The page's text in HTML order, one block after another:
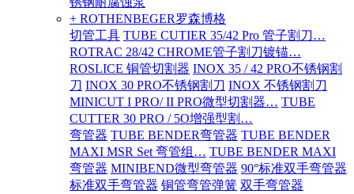
+ ROTHENBEGER罗森博格
切管工具 TUBE CUTIER 35/42 Pro 管子割刀…
ROTRAC 28/42 CHROME管子割刀镀锚…
ROSLICE 铜管切割器 INOX 35 / 42 PRO不锈钢割
刀 INOX 30 PRO不锈钢割刀 INOX 不锈钢割刀
MINICUT I PRO/ II PRO微型切割器… TUBE
CUTTER 30 PRO / 5O增强型割…
弯管器 TUBE BENDER弯管器 TUBE BENDER
MAXI MSR Set 弯管组… TUBE BENDER MAXI
弯管器 MINIBEND微型弯管器 90°标准双手弯管器
标准双手弯管器 铜管弯管弹簧 双手弯管器